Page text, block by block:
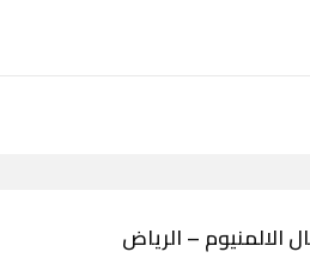
الالمنيوم – الرياض